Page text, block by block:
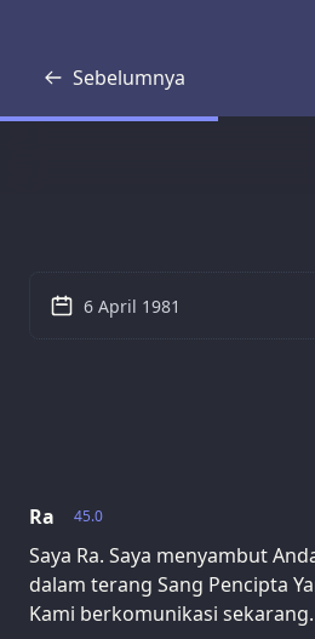
Sebelumnya
Transkrip
45.0
Ra
Saya Ra. Saya menyambut
dalam terang Sang Pencipta
Kami berkomunikasi sekarang.
6 April 1981